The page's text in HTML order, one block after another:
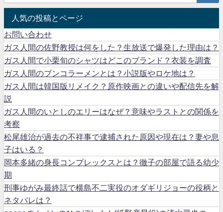
人気の投稿とページ
お問い合わせ
ガス人間の佐野教授は何をした？生放送で爆発した理由は？
ガス人間で小栗旬のシャツはどこのブランド？衣装を調査
ガス人間のブンコラーメンとは？小説版やロケ地は？
ガス人間は韓国版リメイク？原作映画との違いや配信先を解
説
ガス人間のいとしのエリーはなぜ？意味やラストとの関係を
考察
松尾雄治が過去の不祥事で逮捕された原因や現在は？妻や息
子はいる？
岡本多緒の身長コンプレックスとは？徹子の部屋で語る幼少
期
刑事ゆがみ最終話で横島不二実役のオダギリジョーの役柄と
ネタバレは？